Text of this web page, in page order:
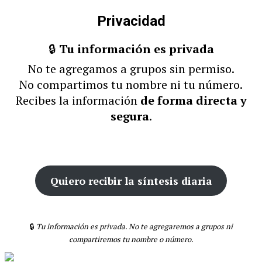
Privacidad
🔒 Tu información es privada
No te agregamos a grupos sin permiso.
No compartimos tu nombre ni tu número.
Recibes la información de forma directa y
segura.
Quiero recibir la síntesis diaria
🔒 Tu información es privada. No te agregaremos a grupos ni
compartiremos tu nombre o número.